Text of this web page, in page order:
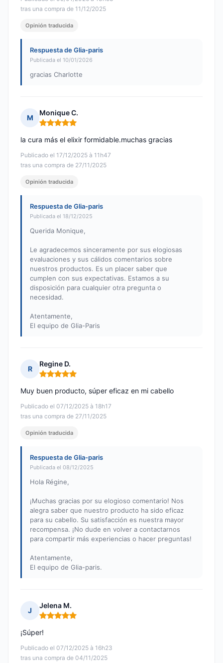
tras una compra de 11/12/2025
Opinión traducida
Respuesta de Glia-paris
Publicada el 10/01/2026
gracias Charlotte
M
Monique C.
Nota: 5 de 5
Publicado el 17/12/2025 à 11h47
tras una compra de 27/11/2025
la cura más el elixir formidable.muchas gracias
Opinión traducida
Respuesta de Glia-paris
Publicada el 18/12/2025
Querida Monique,
Le agradecemos sinceramente por sus elogiosas
evaluaciones y sus cálidos comentarios sobre
nuestros productos. Es un placer saber que
cumplen con sus expectativas. Estamos a su
disposición para cualquier otra pregunta o
necesidad.
Atentamente,
El equipo de Glia-Paris
R
Regine D.
Nota: 5 de 5
Publicado el 07/12/2025 à 18h17
tras una compra de 27/11/2025
Muy buen producto, súper eficaz en mi cabello
Opinión traducida
Respuesta de Glia-paris
Publicada el 08/12/2025
Hola Régine,
¡Muchas gracias por su elogioso comentario! Nos
alegra saber que nuestro producto ha sido eficaz
para su cabello. Su satisfacción es nuestra mayor
recompensa. ¡No dude en volver a contactarnos
para compartir más experiencias o hacer preguntas!
Atentamente,
El equipo de Glia-paris.
J
Jelena M.
Nota: 5 de 5
Publicado el 07/12/2025 à 16h23
tras una compra de 04/11/2025
¡Súper!